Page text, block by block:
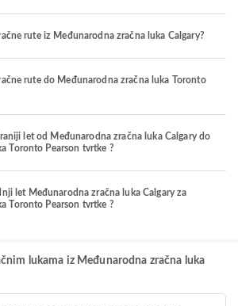
rute iz Međunarodna zračna luka Calgary?
rute do Međunarodna zračna luka Toronto
let od Međunarodna zračna luka Calgary do
Toronto Pearson tvrtke ?
let Međunarodna zračna luka Calgary za
Toronto Pearson tvrtke ?
lukama iz Međunarodna zračna luka